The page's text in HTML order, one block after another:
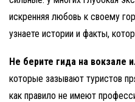
искренняя любовь к своему
узнаете истории и факты,
Не берите гида на вокзале
которые зазывают туристов
как правило не имеют